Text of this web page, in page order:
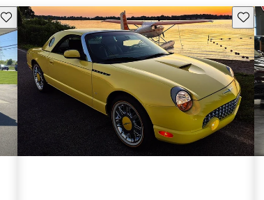
Guarda este Aviso